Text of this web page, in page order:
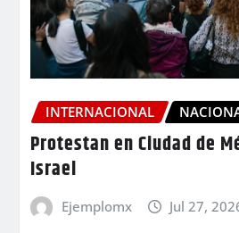
INTERNACIONAL
Protestan en Ciudad de
Israel
Ejemplomx Jul 27,